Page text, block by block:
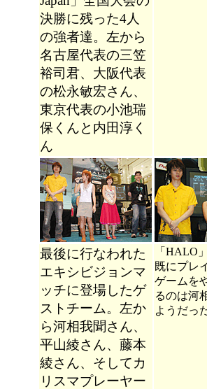
決勝に残った4人
の強者達。左から
名古屋代表の三笠
裕司君、大阪代表
の松永敏宏さん、
東京代表の小池瑞
保くんと内田淳く
ん
最後に行なわれた
エキシビジョンマ
ッチに登場したゲ
ストチーム。左か
ら河相我聞さん、
平山綾さん、藤本
綾さん、そしてカ
リスマプレーヤー
「HALO
既にプレ
ゲームを
るのは河
ようだっ